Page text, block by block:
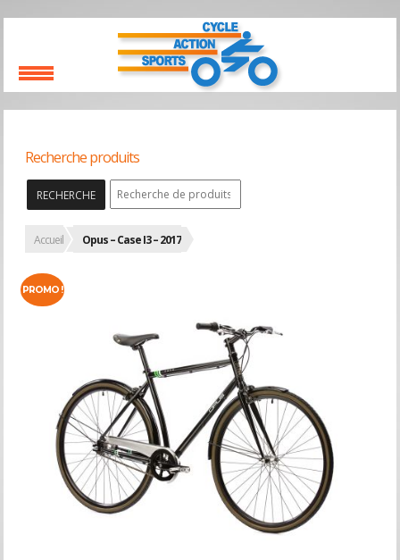
Recherche produits
RECHERCHE
Accueil Opus – Case I3 – 2017
PROMO !